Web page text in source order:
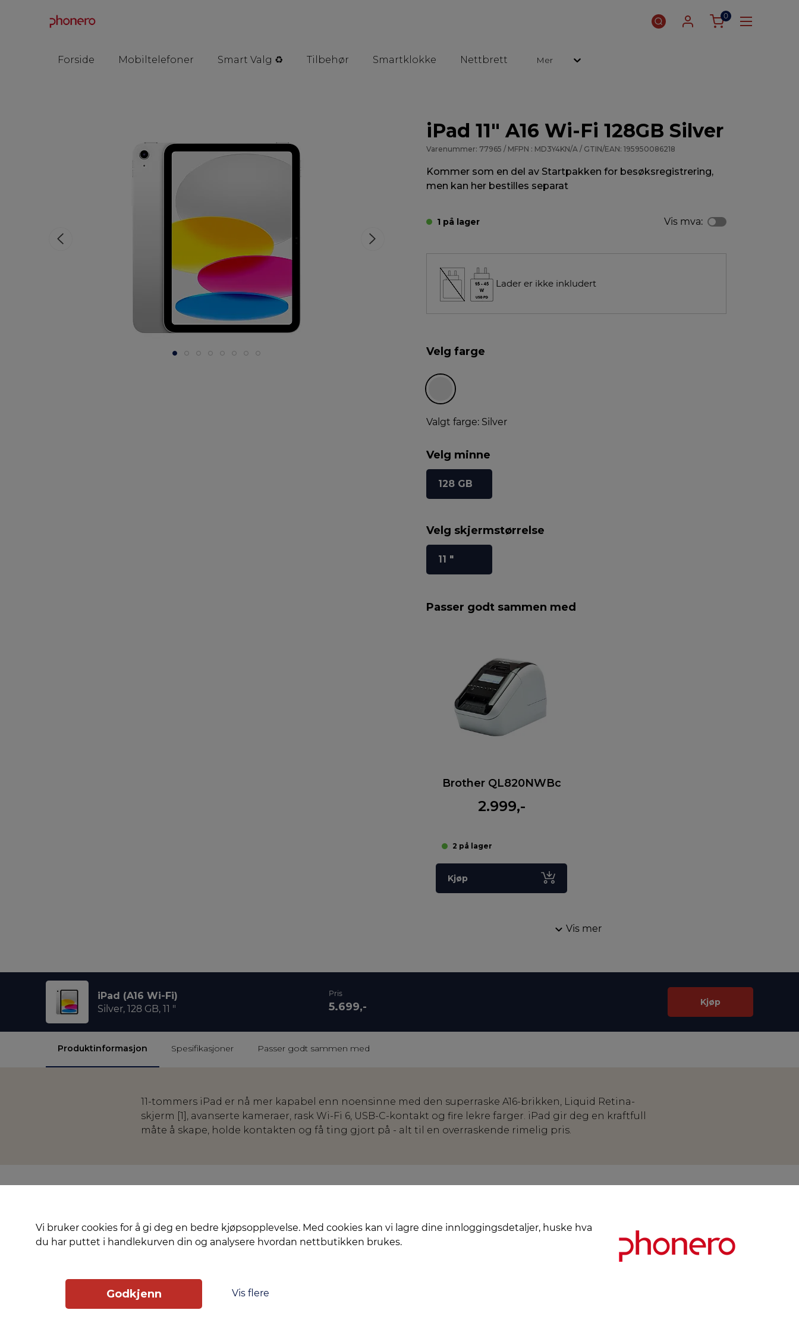
Vi bruker cookies for å gi deg en bedre kjøpsopplevelse. Med cookies kan vi lagre dine innloggingsdetaljer, huske hva
du har puttet i handlekurven din og analysere hvordan nettbutikken brukes.
Godkjenn Vis flere
0
Forside Mobiltelefoner Smart Valg ♻️ Tilbehør Smartklokke Nettbrett Mer
iPad 11" A16 Wi-Fi 128GB Silver
Varenummer: 77965 / MFPN : MD3Y4KN/A / GTIN/EAN: 195950086218
Kommer som en del av Startpakken for besøksregistrering,
men kan her bestilles separat
1 på lager Vis mva:
Lader er ikke inkludert
Velg farge
Valgt farge: Silver
Velg minne
128 GB
Velg skjermstørrelse
11 "
Passer godt sammen med
Brother QL820NWBc
2.999,-
2 på lager
Kjøp
Vis mer
iPad (A16 Wi-Fi)
Silver, 128 GB, 11 "
Pris
5.699,- Kjøp
Produktinformasjon Spesifikasjoner Passer godt sammen med
11-tommers iPad er nå mer kapabel enn noensinne med den superraske A16-brikken, Liquid Retina-
skjerm [1], avanserte kameraer, rask Wi-Fi 6, USB-C-kontakt og fire lekre farger. iPad gir deg en kraftfull
måte å skape, holde kontakten og få ting gjort på - alt til en overraskende rimelig pris.